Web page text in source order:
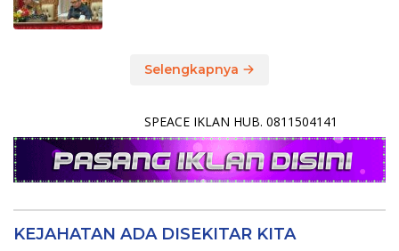
Selengkapnya
SPEACE IKLAN HUB. 0811504141
KEJAHATAN ADA DISEKITAR KITA